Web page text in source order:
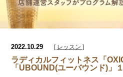
2022.10.29 [ レッスン ]
ラディカルフィットネス「
「UBOUND(ユーバウンド)」